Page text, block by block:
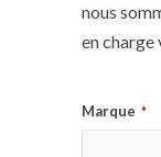
nous
en charge
Marque *